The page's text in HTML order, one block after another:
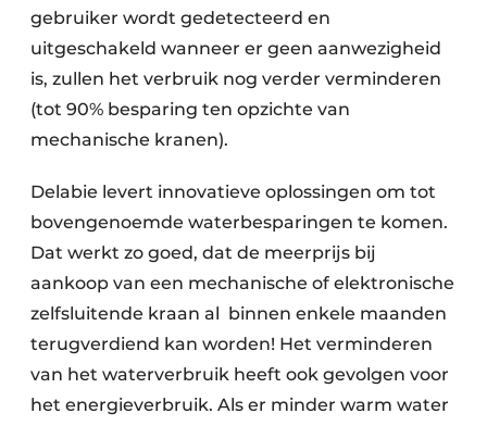
gebruiker wordt gedetecteerd en
uitgeschakeld wanneer er geen aanwezigheid
is, zullen het verbruik nog verder verminderen
(tot 90% besparing ten opzichte van
mechanische kranen).
Delabie levert innovatieve oplossingen om tot
bovengenoemde water­besparingen te komen.
Dat werkt zo goed, dat de meerprijs bij
aankoop van een mechanische of elektronische
zelfsluitende kraan al binnen enkele maanden
terugverdiend kan worden! Het verminderen
van het waterverbruik heeft ook gevolgen voor
het energieverbruik. Als er minder warm water